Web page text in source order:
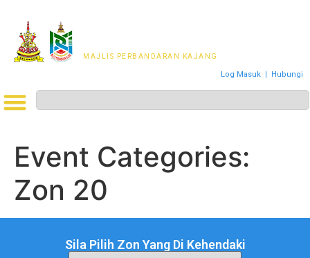
MAJLIS PERBANDARAN KAJANG
Log Masuk | Hubungi
Event Categories:
Zon 20
Sila Pilih Zon Yang Di Kehendaki